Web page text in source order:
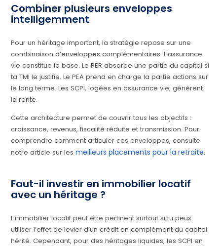
Combiner plusieurs enveloppes
intelligemment
Pour un héritage important, la stratégie repose sur une
combinaison d’enveloppes complémentaires. L’assurance
vie constitue la base. Le PER absorbe une partie du capital si
ta TMI le justifie. Le PEA prend en charge la partie actions sur
le long terme. Les SCPI, logées en assurance vie, génèrent
la rente.
Cette architecture permet de couvrir tous les objectifs :
croissance, revenus, fiscalité réduite et transmission. Pour
comprendre comment articuler ces enveloppes, consulte
notre article sur les meilleurs placements pour la retraite.
Faut-il investir en immobilier locatif
avec un héritage ?
L’immobilier locatif peut être pertinent surtout si tu peux
utiliser l’effet de levier d’un crédit en complément du capital
hérité. Cependant, pour des héritages liquides, les SCPI en